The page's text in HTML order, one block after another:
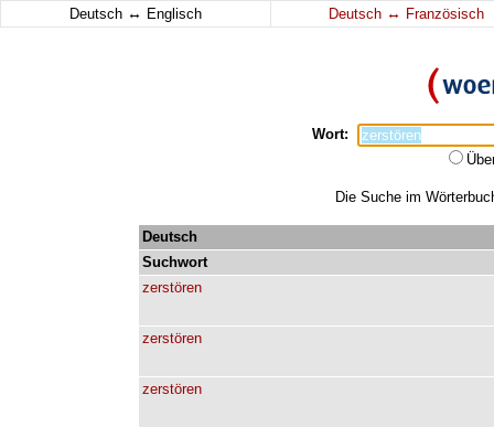
Deutsch ↔ Englisch Deutsch ↔ Französisch
Wort:
Die Suche im
Deutsch
Suchwort
zerstören
zerstören
zerstören